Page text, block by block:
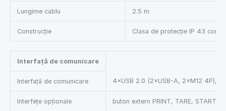
Lungime cablu 2.5 m
Construcție Clasa de protecție IP 43
Interfață de comunicare
Interfață de comunicare 4×USB 2.0 (2×USB-A, 2×M12 4P),
Interfețe opționale buton extern PRINT, TARE, START